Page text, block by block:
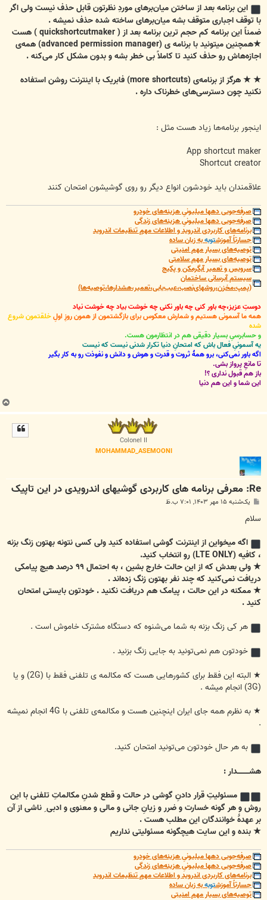
این برنامه بعد از ساختن میان‌برهای موردِ نظرتون قابل حذف نیست ولی اگر
با توقف اجباری متوقف بشه میان‌برهای ساخته شده حذف نمیشه .
ضمناً این برنامه کم حجم ترین برنامه بعد از ( quickshortcutmaker ) هست
★همچنین میتونید با برنامه ی (advanced permission manager) همه‌ی
اجازه‌هاش رو حذف کنید تا کاملاً بی خطر بشه و بدون مشکل کار می‌کنه .
★ ★ هرگز از برنامه‌ی (more shortcuts) فابریک با اینترنت روشن استفاده
نکنید چون دسترسی‌های خطرناک داره .
اینجور برنامه‌ها زیاد هست مثل :
App shortcut maker
Shortcut creator
علاقمندان باید خودشون انواع دیگر رو روی گوشیشون امتحان کنند
صرفه‌جویی دهها میلیونیِ هزینه‌های خودرو
صرفه‌جویی دهها میلیونیِ هزینه‌های زندگی
برنامه‌های کاربردی اندروید و اطلاعات مهمِ تنظیمات اندروید
جسارتاً آموزشتوبهبه زبان ساده
توصیه‌های بسیار مهم امنیتی
توصیه‌های بسیار مهم سلامتی
سرویس و تعمیر آبگرمکن و پکیج
سیستم آبرسانی ساختمان
(پمپ،مخزن،روشهای‌نصب،عیب‌یابی،تعمیر،هشدارها،توصیه‌ها)
دوستِ عزیز،چه باور کنی چه باور نکنی چه خوشت بیاد چه خوشت نیاد
همه ما آسمونی هستیم و شمارش معکوس برای بازگشتمون از همون روزِ اولِخلقتمون شروع
شده
و حسابرسیِ بسیار دقیقی هم در انتظارمون هست.
یه آسمونیِ فعال باش که امتحانِ دنیا تکرار شدنی نیست که نیست
اگه باور نمی‌کنی، برو همۀ ثروت و قدرت و هوش و دانش و نفوذت رو به کار بگیر
تا مانعِ پرواز بشی.
باز هم قبول نداری ؟!
این شما و این هم دنیا
ب
ا
Colonel II
MOHAMMAD_ASEMOONI
Re: معرفی برنامه های کاربردی گوشیهای اندرویدی در این تاپیک
پ
ت
یک‌شنبه ۱۵ مهر ۱۴۰۳, ۷:۰۱ ب.ظ
سلام
اگه میخواین از اینترنت گوشی استفاده کنید ولی کسی نتونه بهتون زنگ بزنه
، کافیه (LTE ONLY) رو انتخاب کنید.
★ ولی بعدش که از این حالت خارج بشین ، به احتمال ۹۹ درصد هیچ پیامکی
دریافت نمی‌کنید که چند نفر بهتون زنگ زده‌اند .
★ ممکنه در این حالت ، پیامک هم دریافت نکنید . خودتون بایستی امتحان
کنید .
هر کی زنگ بزنه به شما می‌شنوه که دستگاه مشترک خاموش است .
خودتون هم نمی‌تونید به جایی زنگ بزنید .
★ البته این فقط برای کشورهایی هست که مکالمه ی تلفنی فقط با (2G) و یا
★ به نظرم همه جای ایران اینچنین هست و مکالمه‌ی تلفنی با 4G انجام نمیشه
به هر حال خودتون می‌تونید امتحان کنید.
هشــــــــــدار :
مسئولیتِ قرار دادنِ گوشی در حالت و قطع شدنِ مکالماتِ تلفنی با این
روش و هر گونه خسارت و ضرر و زیانِ جانی و مالی و معنوی و ادبی ِ ناشی از آن
بر عهدۀ خوانندگان این مطلب هست .
★ بنده و این سایت هیچگونه مسئولیتی نداریم
صرفه‌جویی دهها میلیونیِ هزینه‌های خودرو
صرفه‌جویی دهها میلیونیِ هزینه‌های زندگی
برنامه‌های کاربردی اندروید و اطلاعات مهمِ تنظیمات اندروید
جسارتاً آموزشتوبهبه زبان ساده
توصیه‌های بسیار مهم امنیتی